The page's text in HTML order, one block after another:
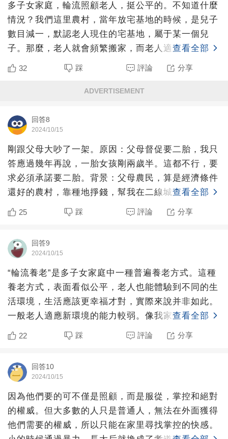
多子女家庭，輪流照顧老人，挺公平的。不知道什麼
情況？我們這里農村，當年放宅基地的時候，是兒子
數目減一，默認老人現住的宅基地，屬于某一個兒
子。那麼，老人就會頻繁搬家，而老人適應能力又比
較差，所以，可能會
查看全部
32 踩 評論 分享
ADVERTISEMENT
回答8
2024/10/15
剛跟父母大吵了一架。原因：父母督促要二胎，我只
答應過幾年再說，一胎女孩剛兩歲半。這都不行，要
求必須承諾要二胎。背景：父母農民，算是經濟條件
還好的農村，靠種地掙錢，幫我在二線城市付了首付
50萬。我媳婦兒
查看全部
25 踩 評論 分享
回答9
2024/10/15
“輪流養老”是多子女家庭中一種普遍養老方式。這種
養老方式，表面看似公平，老人也能體驗到不同的生
活環境，生活應該更幸福才對，實際來說并非如此。
一般老人適應新環境的能力較弱。像我家拆遷后搬了
新家，老爸在新
查看全部
22 踩 評論 分享
回答10
2024/10/15
因為他們要的可不僅是照顧，而是服從，掌控和絕對
的權威。但大多數的人只是普通人，無法在外面獲得
他們需要的權威，所以只能在家里尋找掌控的快感。